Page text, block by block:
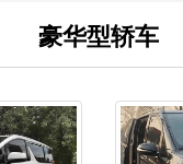
豪华型轿车